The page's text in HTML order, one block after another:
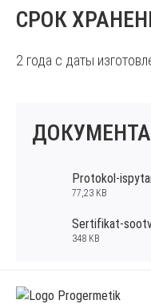
СРОК
2 года с даты
Protokol-
77,23 KB
Sertifikat-
348 KB